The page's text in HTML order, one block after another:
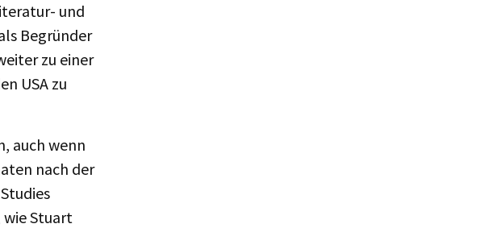
und
Begründer
zu einer
USA zu
auch wenn
nach der
wie Stuart